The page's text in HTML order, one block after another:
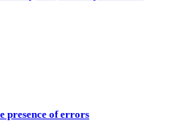
presence of errors